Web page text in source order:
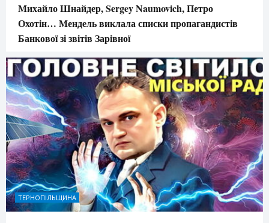
Михайло Шнайдер, Sergey Naumovich, Петро
Охотін… Мендель виклала списки пропагандистів
Банкової зі звітів Зарівної
ТЕРНОПІЛЬЩИНА